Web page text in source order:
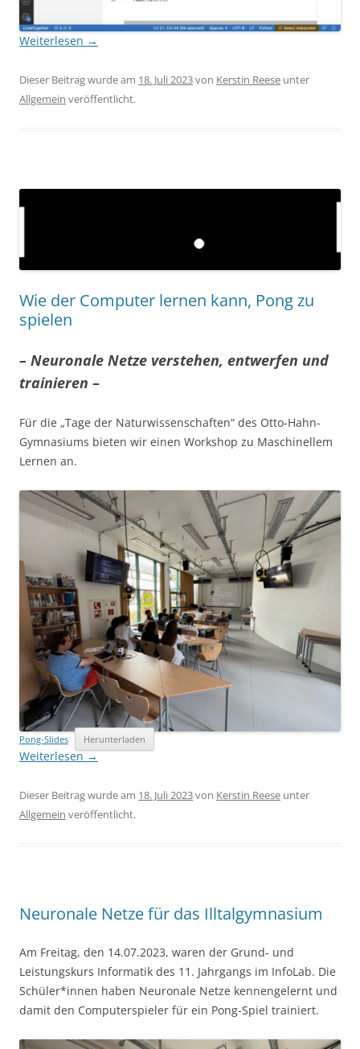
Weiterlesen →
Dieser Beitrag wurde am 18. Juli 2023von Kerstin Reese unter
Allgemein veröffentlicht.
Wie der Computer lernen kann, Pong zu
spielen
– Neuronale Netze verstehen, entwerfen und
trainieren –
Für die „Tage der Naturwissenschaften“ des Otto-Hahn-
Gymnasiums bieten wir einen Workshop zu Maschinellem
Lernen an.
Pong-Slides Herunterladen
Weiterlesen →
Dieser Beitrag wurde am 18. Juli 2023von Kerstin Reese unter
Allgemein veröffentlicht.
Neuronale Netze für das Illtalgymnasium
Am Freitag, den 14.07.2023, waren der Grund- und
Leistungskurs Informatik des 11. Jahrgangs im InfoLab. Die
Schüler*innen haben Neuronale Netze kennengelernt und
damit den Computerspieler für ein Pong-Spiel trainiert.